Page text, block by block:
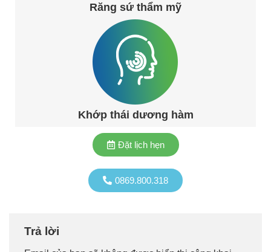
Răng sứ thẩm mỹ
Khớp thái dương hàm
0869.800.318
Đặt lịch hẹn
Trả lời